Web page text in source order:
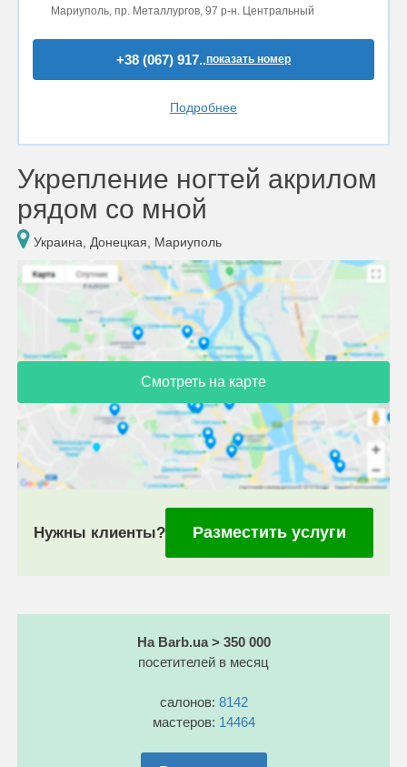
Мариуполь, пр. Металлургов, 97 р-н. Центральный
+38 (067) 917..показать номер
Подробнее
Укрепление ногтей акрилом
рядом со мной
Украина, Донецкая, Мариуполь
Смотреть на карте
Нужны клиенты? Разместить услуги
На Barb.ua > 350 000
посетителей в месяц
салонов: 8142
мастеров: 14464